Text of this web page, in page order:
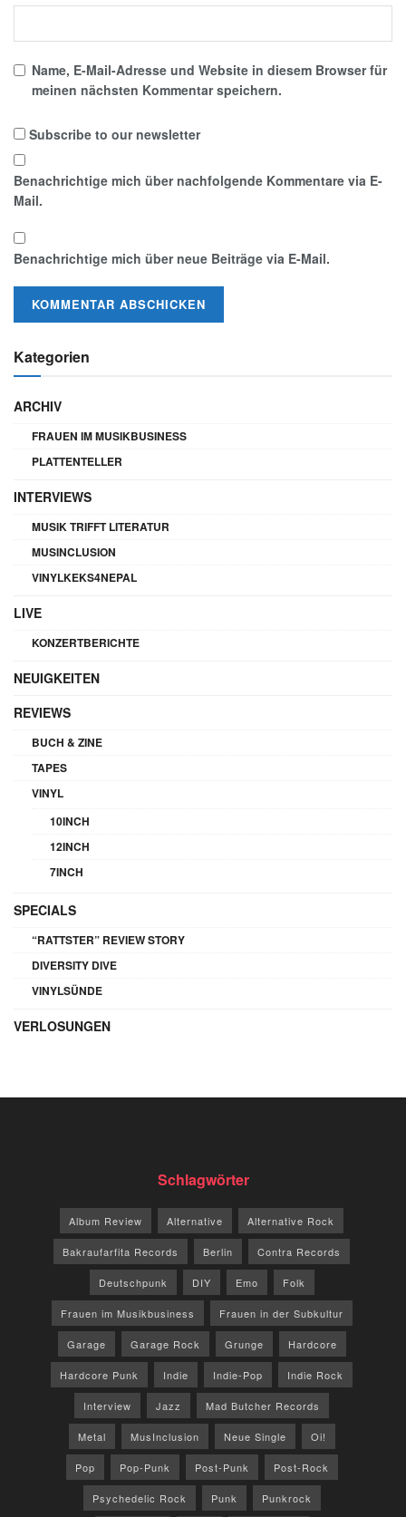
Name, E-Mail-Adresse und Website in diesem Browser für
meinen nächsten Kommentar speichern.
Subscribe to our newsletter
Benachrichtige mich über nachfolgende Kommentare via E-
Mail.
Benachrichtige mich über neue Beiträge via E-Mail.
Kategorien
ARCHIV
FRAUEN IM MUSIKBUSINESS
PLATTENTELLER
INTERVIEWS
MUSIK TRIFFT LITERATUR
MUSINCLUSION
VINYLKEKS4NEPAL
LIVE
KONZERTBERICHTE
NEUIGKEITEN
REVIEWS
BUCH & ZINE
TAPES
VINYL
10INCH
12INCH
7INCH
SPECIALS
“RATTSTER” REVIEW STORY
DIVERSITY DIVE
VINYLSÜNDE
VERLOSUNGEN
Schlagwörter
Album Review Alternative Alternative Rock
Bakraufarfita Records Berlin Contra Records
Deutschpunk DIY Emo Folk
Frauen im Musikbusiness Frauen in der Subkultur
Garage Garage Rock Grunge Hardcore
Hardcore Punk Indie Indie-Pop Indie Rock
Interview Jazz Mad Butcher Records
Metal MusInclusion Neue Single Oi!
Pop Pop-Punk Post-Punk Post-Rock
Psychedelic Rock Punk Punkrock